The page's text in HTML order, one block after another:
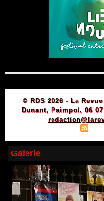
© RDS 2026 - La
Dunant, Paimpol, 06 07
Galerie